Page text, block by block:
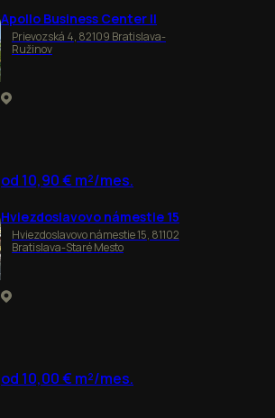
Apollo Business Center II
Prievozská 4, 82109 Bratislava-
Ružinov
od 10,90 € m²/mes.
Hviezdoslavovo námestie 15
Hviezdoslavovo námestie 15, 81102
Bratislava-Staré Mesto
od 10,00 € m²/mes.